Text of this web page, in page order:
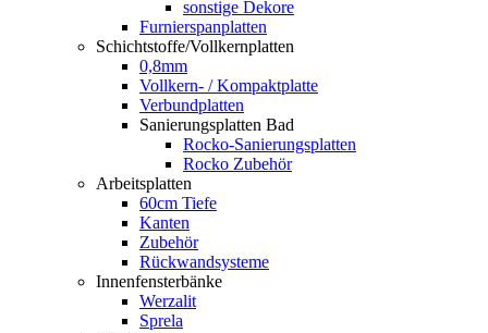
sonstige Dekore
Furnierspanplatten
Schichtstoffe/Vollkernplatten
0,8mm
Vollkern- / Kompaktplatte
Verbundplatten
Sanierungsplatten Bad
Rocko-Sanierungsplatten
Rocko Zubehör
Arbeitsplatten
60cm Tiefe
Kanten
Zubehör
Rückwandsysteme
Innenfensterbänke
Werzalit
Sprela